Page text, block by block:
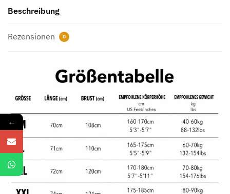
Beschreibung
Rezensionen 0
←